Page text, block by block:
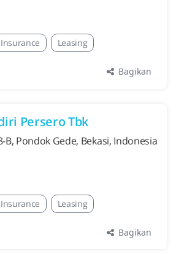
Insurance Leasing
Bagikan
Persero Tbk
B, Pondok Gede, Bekasi, Indonesia
Insurance Leasing
Bagikan